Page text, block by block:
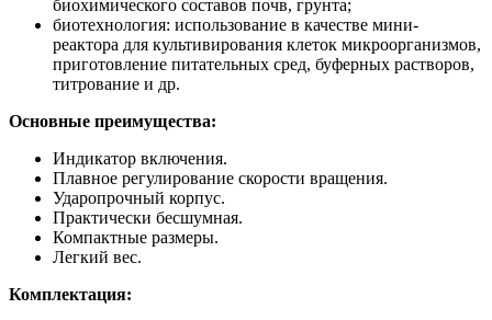
биохимического составов почв, грунта;
биотехнология: использование в качестве мини-
реактора для культивирования клеток микроорганизмов,
приготовление питательных сред, буферных растворов,
титрование и др.
Основные преимущества:
Индикатор включения.
Плавное регулирование скорости вращения.
Ударопрочный корпус.
Практически бесшумная.
Компактные размеры.
Легкий вес.
Комплектация: